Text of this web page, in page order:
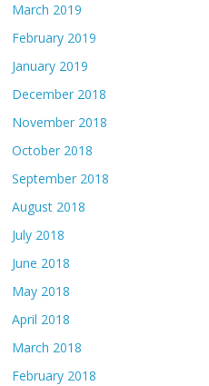
March 2019
February 2019
January 2019
December 2018
November 2018
October 2018
September 2018
August 2018
July 2018
June 2018
May 2018
April 2018
March 2018
February 2018